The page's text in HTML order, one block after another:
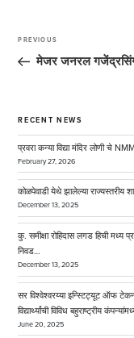
navigation
Previous
Post
PREVIOUS
मेजर जनरल
RECENT NEWS
प्रवरा कन्या विद्या मंदिर लोणी चे
February 27, 2026
कोळपेवाडी येथे झालेल्या राज्यस्तरीय
December 13, 2025
कु. समीक्षा रोहिदास लगड हिची मध्य
निवड…
December 13, 2025
सर विश्वेश्वरय्या इन्स्टिट्यूट ऑफ
विद्यार्थ्यांची विविध बहुराष्ट्रीय
June 20, 2025